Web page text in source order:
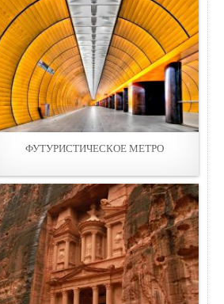
ФУТУРИСТИЧЕСКОЕ МЕТРО